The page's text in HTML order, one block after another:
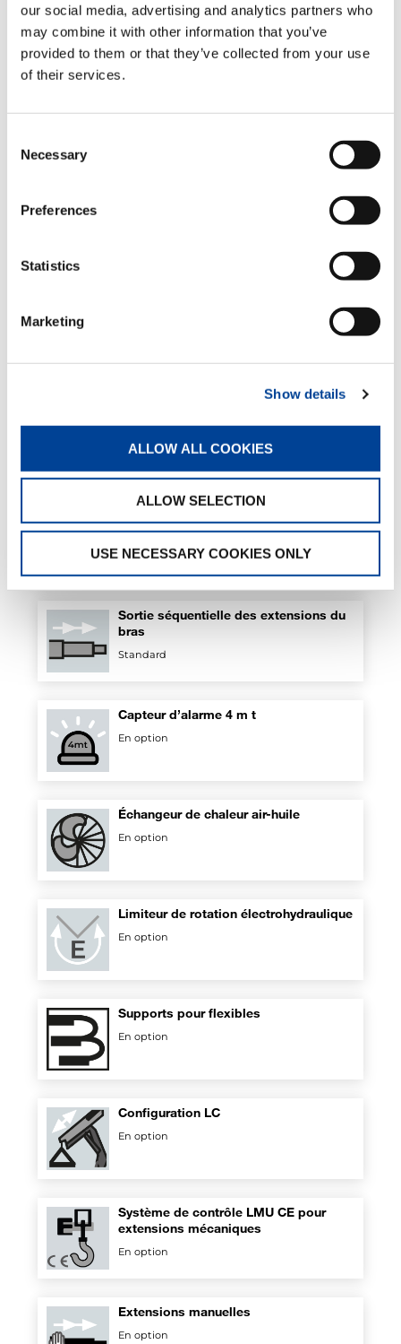
our social media, advertising and analytics partners who
may combine it with other information that you’ve
provided to them or that they’ve collected from your use
of their services.
Selection
Necessary
Preferences
Statistics
Marketing
Show details
ALLOW ALL COOKIES
ALLOW SELECTION
USE NECESSARY COOKIES ONLY
Veuillez sélectionner un fichier
TÉLÉCHARGER
ÉQUIPEMENT
Bras de stabilisateurs télescopiques
Sortie séquentielle des extensions du
bras
Standard
Capteur d’alarme 4 m t
En option
Échangeur de chaleur air-huile
En option
Limiteur de rotation électrohydraulique
En option
Supports pour flexibles
En option
Configuration LC
En option
Système de contrôle LMU CE pour
extensions mécaniques
En option
Extensions manuelles
En option